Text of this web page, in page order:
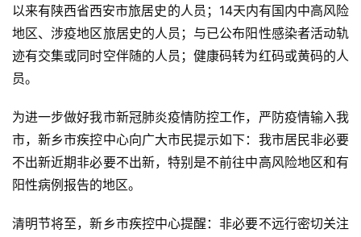
以来有陕西省西安市旅居史的人员；14天内有国内中高风险
地区、涉疫地区旅居史的人员；与已公布阳性感染者活动轨
迹有交集或同时空伴随的人员；健康码转为红码或黄码的人
员。
为进一步做好我市新冠肺炎疫情防控工作，严防疫情输入我
市，新乡市疾控中心向广大市民提示如下：我市居民非必要
不出新近期非必要不出新，特别是不前往中高风险地区和有
阳性病例报告的地区。
清明节将至，新乡市疾控中心提醒：非必要不远行密切关注